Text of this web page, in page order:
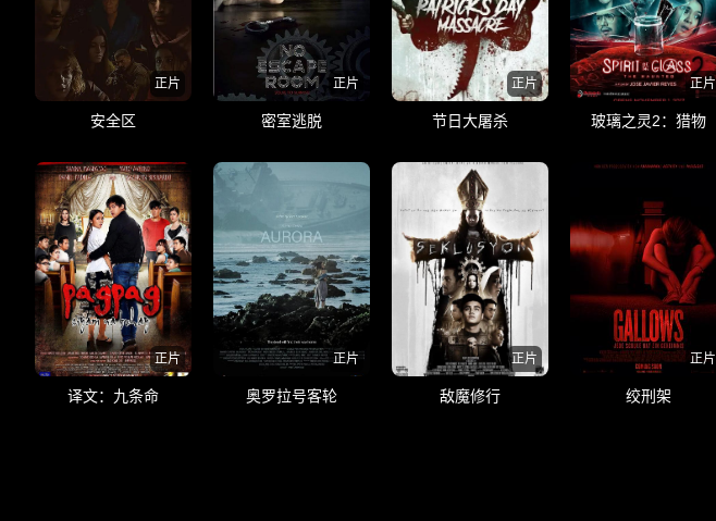
正片
安全区
正片
密室逃脱
正片
节日大屠杀
正片
玻璃之灵2：猎物
正片
译文：九条命
正片
奥罗拉号客轮
正片
敌魔修行
正片
绞刑架